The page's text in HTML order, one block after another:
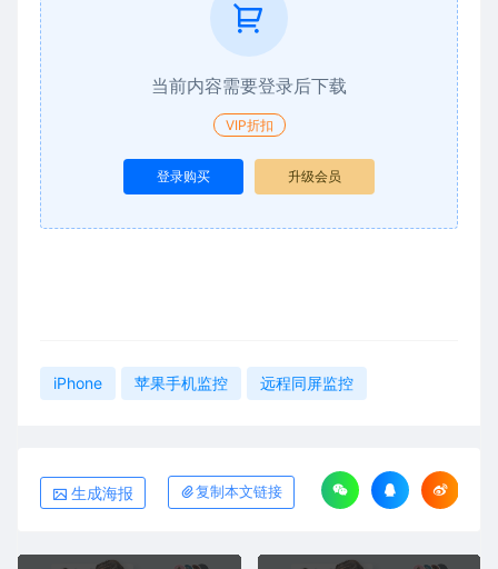
当前内容需要登录后下载
VIP折扣
登录购买 升级会员
iPhone 苹果手机监控 远程同屏监控
生成海报 复制本文链接